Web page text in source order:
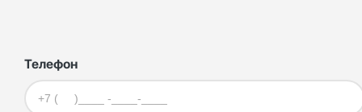
Телефон